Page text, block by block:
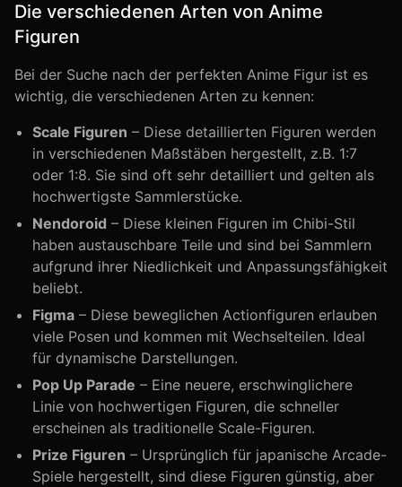
Die verschiedenen Arten von Anime
Figuren
Bei der Suche nach der perfekten Anime Figur ist es
wichtig, die verschiedenen Arten zu kennen:
Scale Figuren – Diese detaillierten Figuren werden
in verschiedenen Maßstäben hergestellt, z.B. 1:7
oder 1:8. Sie sind oft sehr detailliert und gelten als
hochwertigste Sammlerstücke.
Nendoroid – Diese kleinen Figuren im Chibi-Stil
haben austauschbare Teile und sind bei Sammlern
aufgrund ihrer Niedlichkeit und Anpassungsfähigkeit
beliebt.
Figma – Diese beweglichen Actionfiguren erlauben
viele Posen und kommen mit Wechselteilen. Ideal
für dynamische Darstellungen.
Pop Up Parade – Eine neuere, erschwinglichere
Linie von hochwertigen Figuren, die schneller
erscheinen als traditionelle Scale-Figuren.
Prize Figuren – Ursprünglich für japanische Arcade-
Spiele hergestellt, sind diese Figuren günstig, aber